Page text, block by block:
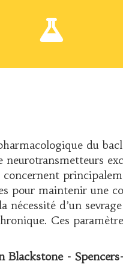
du
neurotransmetteurs
concernent
pour maintenir une
nécessité d’un
Ces
Blackstone -